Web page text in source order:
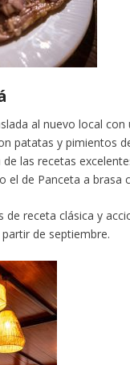
al nuevo local
patatas y pimientos
las recetas
de Panceta a brasa
receta clásica y
de septiembre.